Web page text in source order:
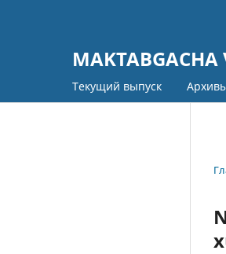
Текущий выпуск